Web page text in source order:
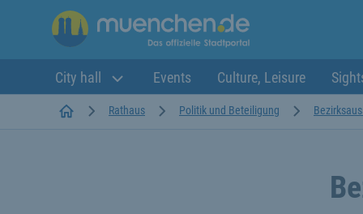
City hall Events Culture, Leisure
StartseiteRathaus Politik und Beteiligung